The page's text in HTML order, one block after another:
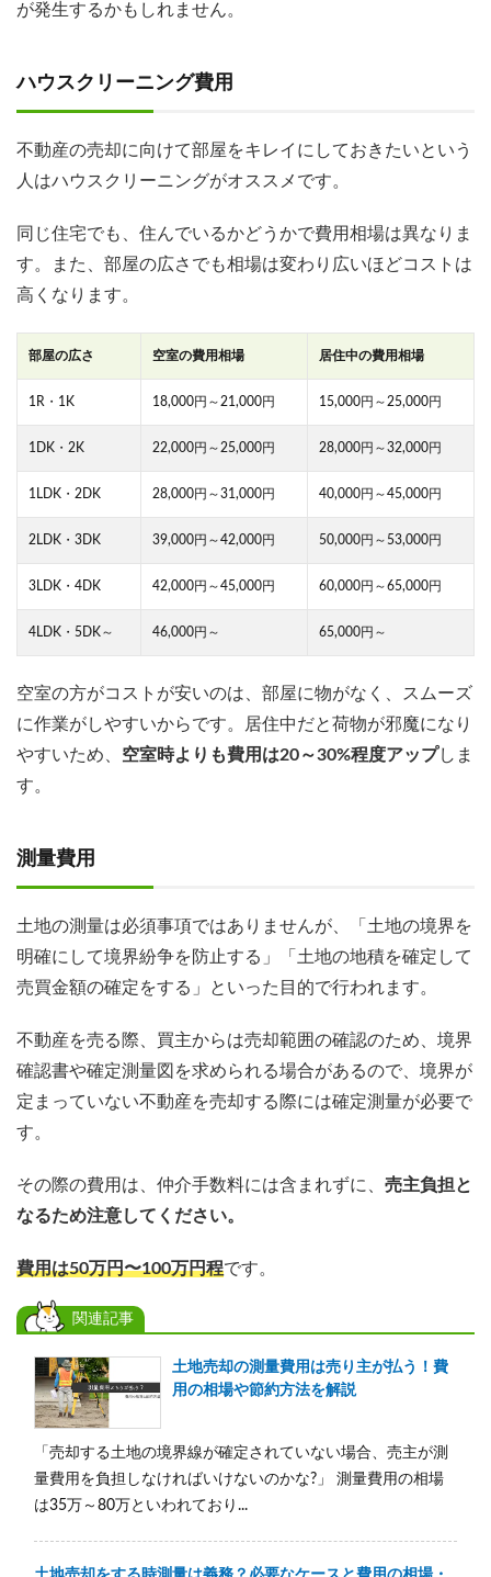
が発生するかもしれません。
ハウスクリーニング費用
不動産の売却に向けて部屋をキレイにしておきたいという
人はハウスクリーニングがオススメです。
同じ住宅でも、住んでいるかどうかで費用相場は異なりま
す。また、部屋の広さでも相場は変わり広いほどコストは
高くなります。
部屋の広さ 空室の費用相場 居住中の費用相場
1R・1K 18,000円～21,000円 15,000円～25,000円
1DK・2K 22,000円～25,000円 28,000円～32,000円
1LDK・2DK 28,000円～31,000円 40,000円～45,000円
2LDK・3DK 39,000円～42,000円 50,000円～53,000円
3LDK・4DK 42,000円～45,000円 60,000円～65,000円
4LDK・5DK～ 46,000円～ 65,000円～
空室の方がコストが安いのは、部屋に物がなく、スムーズ
に作業がしやすいからです。居住中だと荷物が邪魔になり
やすいため、 空室時よりも費用は20～30%程度アップしま
す。
測量費用
土地の測量は必須事項ではありませんが、「土地の境界を
明確にして境界紛争を防止する」「土地の地積を確定して
売買金額の確定をする」といった目的で行われます。
不動産を売る際、買主からは売却範囲の確認のため、境界
確認書や確定測量図を求められる場合があるので、境界が
定まっていない不動産を売却する際には確定測量が必要で
す。
その際の費用は、仲介手数料には含まれずに、 売主負担と
なるため注意してください。
費用は50万円〜100万円程です。
関連記事
土地売却の測量費用は売り主が払う！費
用の相場や節約方法を解説
「売却する土地の境界線が確定されていない場合、売主が測
量費用を負担しなければいけないのかな?」 測量費用の相場
は35万～80万といわれており...